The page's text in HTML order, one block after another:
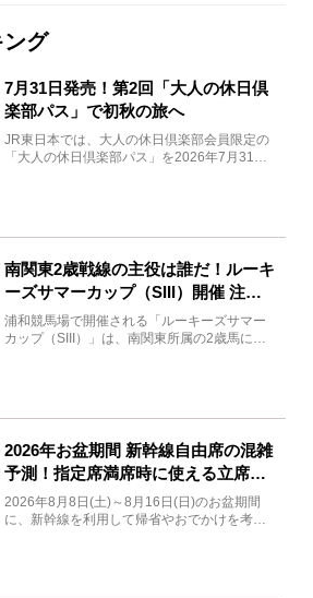
ング
7月31日発売！第2回「大人の休日倶
楽部パス」で初秋の旅へ
JR東日本では、大人の休日倶楽部会員限定の
「大人の休日倶楽部パス」を2026年7月31日
南関東2歳戦線の主役は誰だ！ルーキ
ーズサマーカップ（SIII）開催 注目
馬と見どころをチェック
浦和競馬場で開催される「ルーキーズサマー
カップ（SIII）」は、南関東所属の2歳馬によ
2026年お盆期間 新幹線自由席の混雑
予測！指定席満席時に使える立席特
急券も解説
2026年8月8日(土)～8月16日(日)のお盆期間
に、新幹線を利用して帰省やおでかけを考え